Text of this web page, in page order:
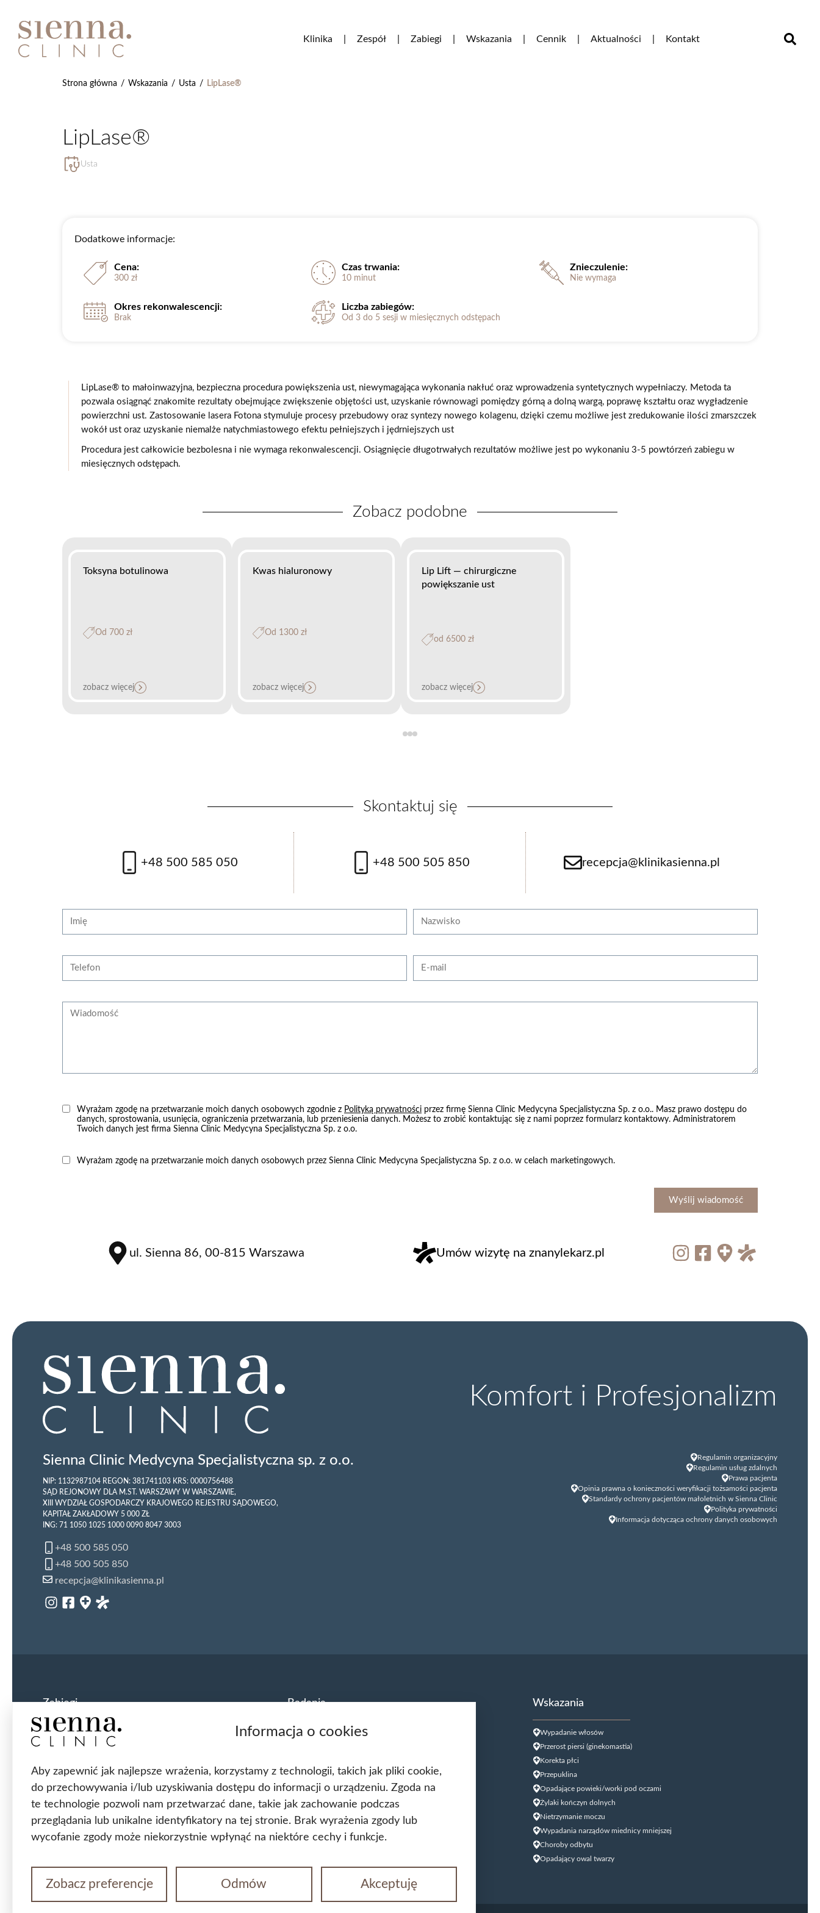
Klinika Zespół Zabiegi Wskazania Cennik Aktualności Kontakt
Strona główna / Wskazania / Usta / LipLase®
LipLase®
Usta
Dodatkowe informacje:
Cena:
300 zł
Czas trwania:
10 minut
Znieczulenie:
Nie wymaga
Okres rekonwalescencji:
Brak
Liczba zabiegów:
Od 3 do 5 sesji w miesięcznych odstępach
LipLase® to małoinwazyjna, bezpieczna procedura powiększenia ust, niewymagająca wykonania nakłuć oraz wprowadzenia syntetycznych wypełniaczy. Metoda ta
pozwala osiągnąć znakomite rezultaty obejmujące zwiększenie objętości ust, uzyskanie równowagi pomiędzy górną a dolną wargą, poprawę kształtu oraz wygładzenie
powierzchni ust. Zastosowanie lasera Fotona stymuluje procesy przebudowy oraz syntezy nowego kolagenu, dzięki czemu możliwe jest zredukowanie ilości zmarszczek
wokół ust oraz uzyskanie niemalże natychmiastowego efektu pełniejszych i jędrniejszych ust
Procedura jest całkowicie bezbolesna i nie wymaga rekonwalescencji. Osiągnięcie długotrwałych rezultatów możliwe jest po wykonaniu 3-5 powtórzeń zabiegu w
miesięcznych odstępach.
Zobacz podobne
Toksyna botulinowa
Od 700 zł
zobacz więcej
Kwas hialuronowy
Od 1300 zł
zobacz więcej
Lip Lift — chirurgiczne
powiększanie ust
od 6500 zł
zobacz więcej
Skontaktuj się
+48 500 585 050 +48 500 505 850 recepcja@klinikasienna.pl
Wyrażam zgodę na przetwarzanie moich danych osobowych zgodnie z Polityką prywatności przez firmę Sienna Clinic Medycyna Specjalistyczna Sp. z o.o.. Masz prawo dostępu do
danych, sprostowania, usunięcia, ograniczenia przetwarzania, lub przeniesienia danych. Możesz to zrobić kontaktując się z nami poprzez formularz kontaktowy. Administratorem
Twoich danych jest firma Sienna Clinic Medycyna Specjalistyczna Sp. z o.o.
Wyrażam zgodę na przetwarzanie moich danych osobowych przez Sienna Clinic Medycyna Specjalistyczna Sp. z o.o. w celach marketingowych.
Wyślij wiadomość
ul. Sienna 86, 00-815 Warszawa Umów wizytę na znanylekarz.pl
Komfort i Profesjonalizm
Sienna Clinic Medycyna Specjalistyczna sp. z o.o.
NIP: 1132987104 REGON: 381741103 KRS: 0000756488
SĄD REJONOWY DLA M.ST. WARSZAWY W WARSZAWIE,
XIII WYDZIAŁ GOSPODARCZY KRAJOWEGO REJESTRU SĄDOWEGO,
KAPITAŁ ZAKŁADOWY 5 000 ZŁ
ING: 71 1050 1025 1000 0090 8047 3003
+48 500 585 050
+48 500 505 850
recepcja@klinikasienna.pl
Regulamin organizacyjny
Regulamin usług zdalnych
Prawa pacjenta
Opinia prawna o konieczności weryfikacji tożsamości pacjenta
Standardy ochrony pacjentów małoletnich w Sienna Clinic
Polityka prywatności
Informacja dotycząca ochrony danych osobowych
Zabiegi
Usunięcie ginekomastii
Przeszczep włosów FUE
Usunięcie przepukliny pachwinowej
Usunięcie przepukliny pępkowej
Założenie taśmy TVT
Korekta statyki narządów rodnych
Blefaroplastyka
Badania
USG Doppler Tętnic szyjnych
USG tarczycy
Biopsja kanału szyjki macicy
Cytologia płynna cienkowarstwowa (LBC
USG ginekologiczne
Biopsja cienkoigłowa tarczycy
Wskazania
Wypadanie włosów
Przerost piersi (ginekomastia)
Korekta płci
Przepuklina
Opadające powieki/worki pod oczami
Żylaki kończyn dolnych
Nietrzymanie moczu
Wypadania narządów miednicy mniejszej
Choroby odbytu
Opadający owal twarzy
Informacja o cookies
Aby zapewnić jak najlepsze wrażenia, korzystamy z technologii, takich jak pliki cookie,
do przechowywania i/lub uzyskiwania dostępu do informacji o urządzeniu. Zgoda na
te technologie pozwoli nam przetwarzać dane, takie jak zachowanie podczas
przeglądania lub unikalne identyfikatory na tej stronie. Brak wyrażenia zgody lub
wycofanie zgody może niekorzystnie wpłynąć na niektóre cechy i funkcje.
Zobacz preferencje Odmów Akceptuję